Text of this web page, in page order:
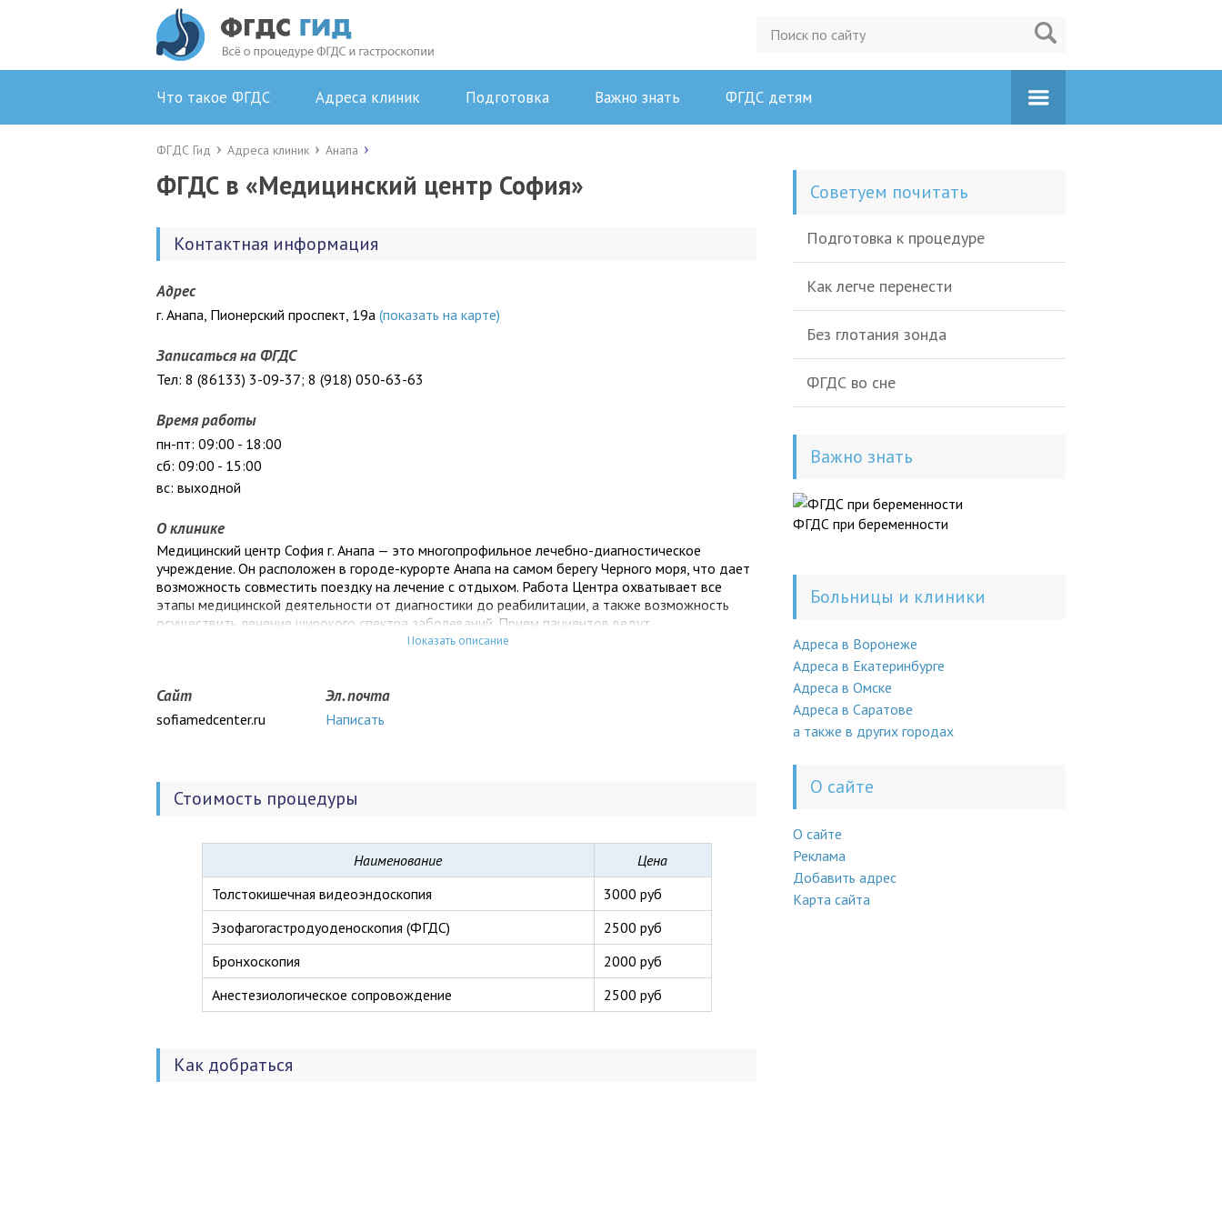
Что такое ФГДС Адреса клиник Подготовка Важно знать ФГДС детям
ФГДС Гид Адреса клиник Анапа
ФГДС в «Медицинский центр София»
Контактная информация
Адрес
г. Анапа, Пионерский проспект, 19а (показать на карте)
Записаться на ФГДС
Тел: 8 (86133) 3-09-37; 8 (918) 050-63-63
Время работы
пн-пт: 09:00 - 18:00
сб: 09:00 - 15:00
вс: выходной
О клинике
Медицинский центр София г. Анапа — это многопрофильное лечебно-диагностическое
учреждение. Он расположен в городе-курорте Анапа на самом берегу Черного моря, что дает
возможность совместить поездку на лечение с отдыхом. Работа Центра охватывает все
этапы медицинской деятельности от диагностики до реабилитации, а также возможность
осуществить лечение широкого спектра заболеваний. Прием пациентов ведут
квалифицированные специалисты, имеющие практический опыт. Врачей и медицинский
инвазивных диагностических вмешательств максимально удобным и комфортным.
Показать описание
Сайт
sofiamedcenter.ru
Эл. почта
Написать
Стоимость процедуры
Наименование
Цена
Толстокишечная видеоэндоскопия
3000 руб
Эзофагогастродуоденоскопия (ФГДС)
2500 руб
Бронхоскопия
2000 руб
Анестезиологическое сопровождение
2500 руб
Как добраться
Советуем почитать
Подготовка к процедуре
Как легче перенести
Без глотания зонда
ФГДС во сне
Важно знать
ФГДС при беременности
Больницы и клиники
Адреса в Воронеже
Адреса в Екатеринбурге
Адреса в Омске
Адреса в Саратове
а также в других городах
О сайте
О сайте
Реклама
Добавить адрес
Карта сайта